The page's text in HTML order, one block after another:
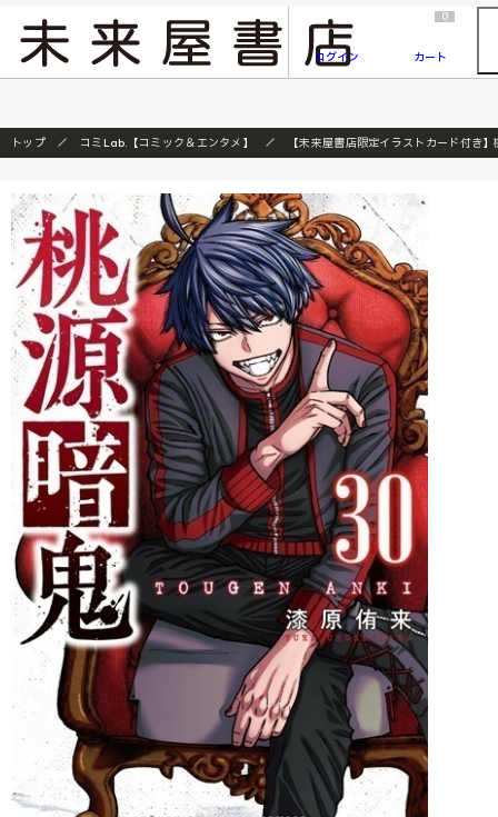
『ONE PIECE magazine 021 ONE PIECEカード付き同梱版』発売延期のご案内
ログイン
0
カート
トップ コミLab.【コミック＆エンタメ】 【未来屋書店限定イラストカード付き